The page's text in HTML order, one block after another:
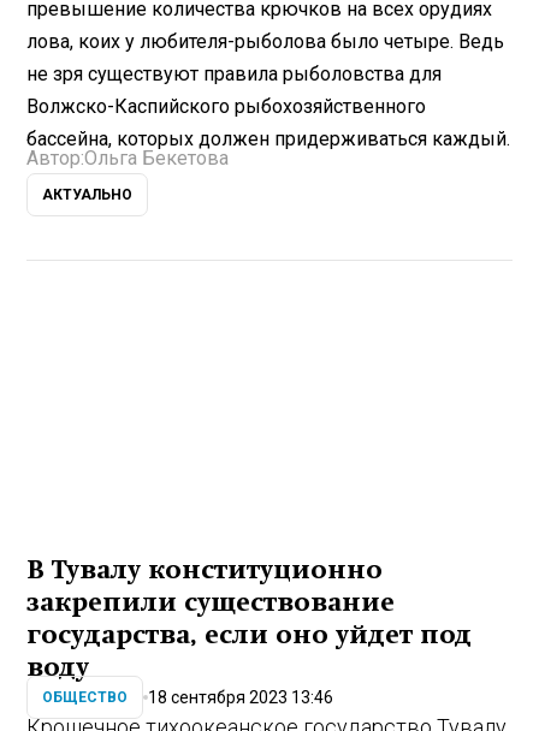
превышение количества крючков на всех орудиях
лова, коих у любителя-рыболова было четыре. Ведь
не зря существуют правила рыболовства для
Волжско-Каспийского рыбохозяйственного
бассейна, которых должен придерживаться каждый.
Автор:Ольга Бекетова
АКТУАЛЬНО
В Тувалу конституционно
закрепили существование
государства, если оно уйдет под
воду
ОБЩЕСТВО 18 сентября 2023 13:46